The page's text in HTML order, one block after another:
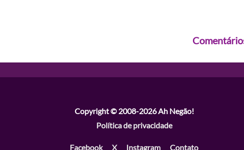
Copyright © 2008-2026Ah Negão!
Política de privacidade
Facebook X Instagram Contato